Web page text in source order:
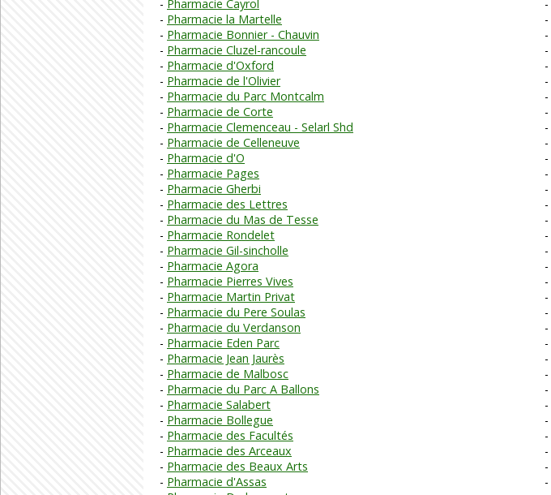
Pharmacie Cayrol
Pharmacie la Martelle
Pharmacie Bonnier - Chauvin
Pharmacie Cluzel-rancoule
Pharmacie d'Oxford
Pharmacie de l'Olivier
Pharmacie du Parc Montcalm
Pharmacie de Corte
Pharmacie Clemenceau - Selarl Shd
Pharmacie de Celleneuve
Pharmacie d'O
Pharmacie Pages
Pharmacie Gherbi
Pharmacie des Lettres
Pharmacie du Mas de Tesse
Pharmacie Rondelet
Pharmacie Gil-sincholle
Pharmacie Agora
Pharmacie Pierres Vives
Pharmacie Martin Privat
Pharmacie du Pere Soulas
Pharmacie du Verdanson
Pharmacie Eden Parc
Pharmacie Jean Jaurès
Pharmacie de Malbosc
Pharmacie du Parc A Ballons
Pharmacie Salabert
Pharmacie Bollegue
Pharmacie des Facultés
Pharmacie des Arceaux
Pharmacie des Beaux Arts
Pharmacie d'Assas